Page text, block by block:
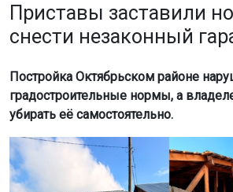
Приставы заставили
снести незаконный
Постройка Октябрьском районе
градостроительные нормы, а
убирать её самостоятельно.